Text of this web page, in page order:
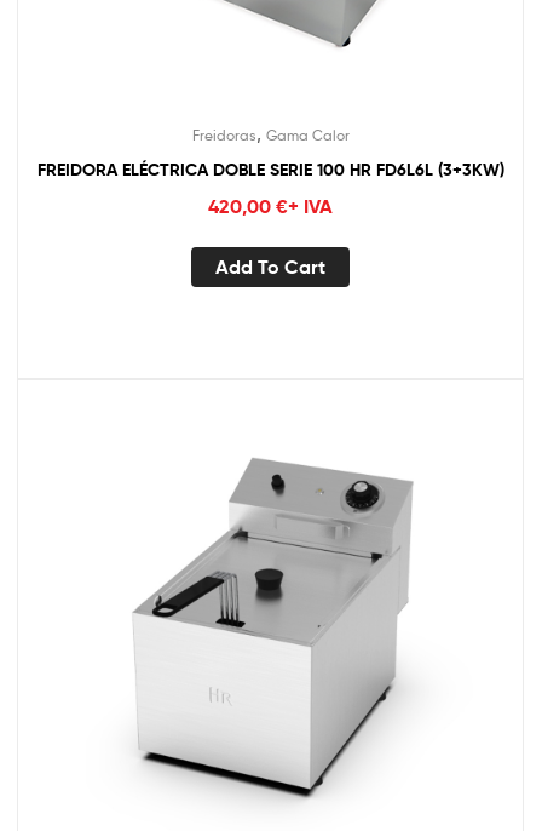
Freidoras, Gama Calor
FREIDORA ELÉCTRICA DOBLE SERIE 100 HR FD6L6L (3+3KW)
420,00 €+ IVA
Add To Cart